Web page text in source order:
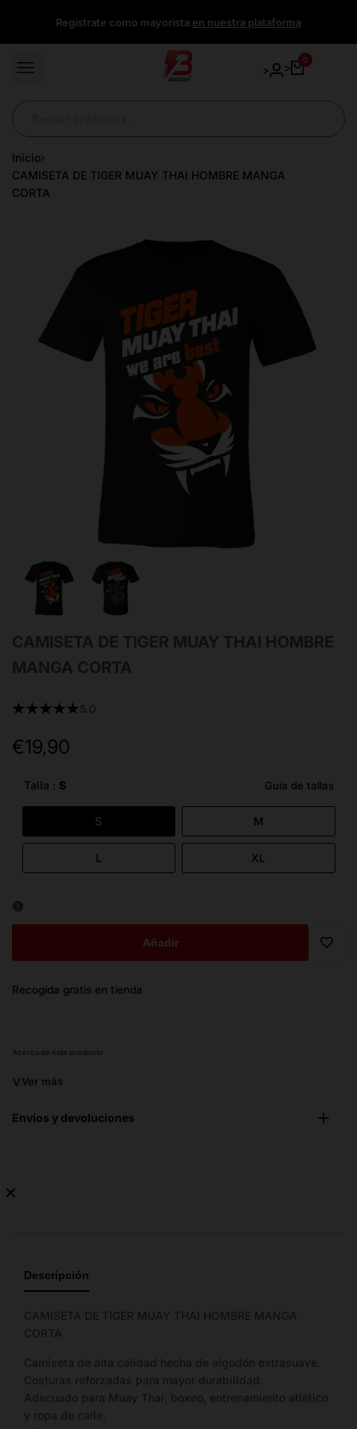
Regístrate como mayorista en nuestra plataforma
> >
0
Inicio
CAMISETA DE TIGER MUAY THAI HOMBRE MANGA
CORTA
CAMISETA DE TIGER MUAY THAI HOMBRE
MANGA CORTA
★★★★★5.0
Precio
oferta
€19,90
Talla : S Guía de tallas
S M
L XL
Añadir
Recogida gratis en tienda
Acerca de este producto
˅Ver más
Envíos y devoluciones
✕
tallas
disponible.
Descripción
CAMISETA DE TIGER MUAY THAI HOMBRE MANGA
CORTA
Camiseta de alta calidad hecha de algodón extrasuave.
Costuras reforzadas para mayor durabilidad.
Adecuado para Muay Thai, boxeo, entrenamiento atlético
y ropa de calle.
directamente
al
contenido